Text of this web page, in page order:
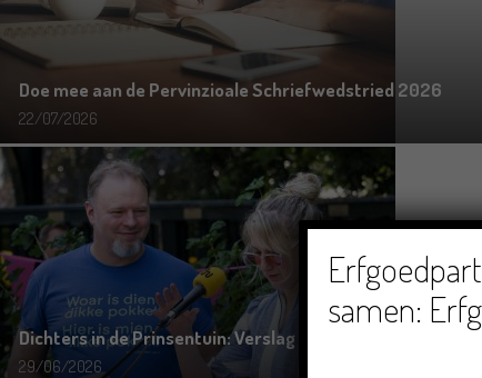
Doe mee aan de Pervinzioale Schriefwedstried 2026
22/07/2026
Dichters in de Prinsentuin: Verslag Zomor Wat Ommaans
29/06/2026
samen: